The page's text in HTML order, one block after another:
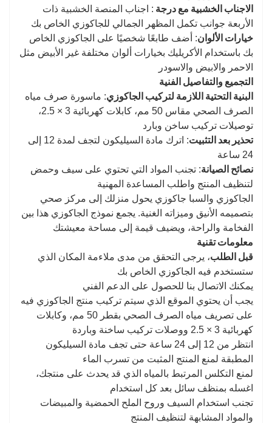
الاجناب الخشبية مع درجة : اجناب المنصة الخشبية ذات
الأربعة جوانب تكمل المظهر الجمالي للجاكوزي الخاص بك
خيارات الألوان: أضف طابعًا شخصيًا على الجاكوزي الخاص
بك باستخدام الأكريليك بخيارات ألوان مختلفة غير الأبيض مثل
الاحمر والابيض والاسودر
التجميع والتفاصيل الفنية
البنية التحتية اللازمة لتركيب الجاكوزي: ماسورة صرف مياه
الصرف الصحي مقاس 50 مم، كابلات كهربائية 3 × 2.5،
توصيلات تركيب ساخن وبارد
تحذير بعد التثبيت
: اترك مادة السيليكون لتجف لمدة 12 إلى
24 ساعة
نصائح الصيانة: تجنب المواد التي تحتوي على سيف وحمض
لتنظيف المنتج واطلب المساعدة المهنية
الجاكوزي والسبا جاكوزي يحول منزلك إلى مركز صحي
بتصميمه الأنيق وميزاته الغنية. يجمع نموذج الجاكوزي هذا بين
الفخامة والراحة، ويضيف قيمة إلى مساحة معيشتك
معلومات تقنية
قبل الطلب، يرجى التحقق من مدى ملاءمة المكان الذي
ستستخدم فيه الجاكوزي الخاص بك
يمكنك الاتصال بنا للحصول على الدعم الفني
يجب أن يحتوي الموقع الذي سيتم تركيب منتج الجاكوزي فيه
على تصريف مياه الصرف الصحي بقطر 50 مم، وكابلات
كهربائية 3 × 2.5 ووصلات تركيب ساخنة وباردة
انتظر من 12 إلى 24 ساعة حتى تجف مادة السيليكون
المطبقة لمنع المنتج المثبت من تسرب الماء
لمنع التكلس المرتبط بالمياه الذي قد يحدث على منتجك،
اغسله بمنظف سائل بعد كل استخدام
تجنب استخدام السيف وروح الملح الحمضية والمبيضات
والمواد المشابهة لتنظيف المنتج